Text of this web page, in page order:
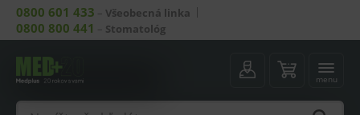
0800 601 433 – Všeobecná linka
0800 800 441 – Stomatológ
menu